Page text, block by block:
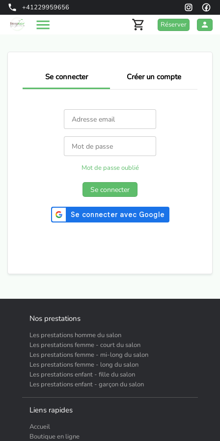
+41229959656
Réserver
Se connecter Créer un compte
Mot de passe oublié
Nos prestations
Les prestations homme du salon
Les prestations femme - court du salon
Les prestations femme - mi-long du salon
Les prestations femme - long du salon
Les prestations enfant - fille du salon
Les prestations enfant - garçon du salon
Liens rapides
Accueil
Boutique en ligne